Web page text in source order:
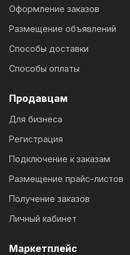
Оформление заказов
Размещение объявлений
Способы доставки
Способы оплаты
Продавцам
Для бизнеса
Регистрация
Подключение к заказам
Размещение прайс-листов
Получение заказов
Личный кабинет
Маркетплейс